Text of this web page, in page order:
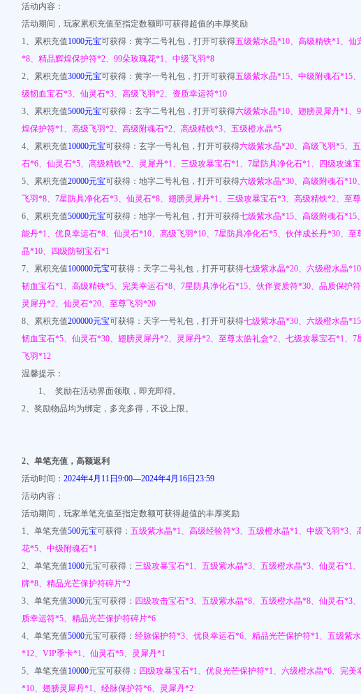
活动内容：
活动期间，玩家累积充值至指定数额即可获得超值的丰厚奖励
1、累积充值1000元宝可获得：黄字二号礼包，打开可获得五级紫水晶*10、高级精铁*1、仙
*8、精品辉煌保护符*2、99朵玫瑰花*1、中级飞羽*8
2、累积充值3000元宝可获得：黄字一号礼包，打开可获得五级紫水晶*15、中级附魂石*15
级韧血宝石*3、仙灵石*3、高级飞羽*2、资质幸运符*10
3、累积充值5000元宝可获得：玄字二号礼包，打开可获得六级紫水晶*10、翅膀灵犀丹*1、
煌保护符*1、高级飞羽*2、高级附魂石*2、高级精铁*3、五级橙水晶*5
4、累积充值10000元宝可获得：玄字一号礼包，打开可获得六级紫水晶*20、高级飞羽*5、
石*6、仙灵石*5、高级精铁*2、灵犀丹*1、三级攻暴宝石*1、7星防具净化石*1、四级攻速
5、累积充值20000元宝可获得：地字二号礼包，打开可获得六级紫水晶*30、高级附魂石*10
飞羽*8、7星防具净化石*3、仙灵石*8、翅膀灵犀丹*1、三级攻暴宝石*3、高级精铁*2、至
6、累积充值50000元宝可获得：地字一号礼包，打开可获得七级紫水晶*15、高级附魂石*15
能丹*1、优良幸运石*8、仙灵石*10、高级飞羽*10、7星防具净化石*5、伙伴成长丹*30、至
晶*10、四级防韧宝石*1
7、累积充值100000元宝可获得：天字二号礼包，打开可获得七级紫水晶*20、六级橙水晶
韧血宝石*1、高级精铁*5、完美幸运石*8、7星防具净化石*15、伙伴资质符*30、品质保护符
灵犀丹*2、仙灵石*20、至尊飞羽*20
8、累积充值200000元宝可获得：天字一号礼包，打开可获得七级紫水晶*30、六级橙水晶
韧血宝石*5、仙灵石*30、翅膀灵犀丹*2、灵犀丹*2、至尊太皓礼盒*2、七级攻暴宝石*1、7
飞羽*12
温馨提示：
1、
奖励在活动界面领取，即充即得。
2、奖励物品均为绑定，多充多得，不设上限。
2、单笔充值，高额返利
活动时间： 2024年4月11日9:00—2024年4月16日23:59
活动内容：
活动期间，玩家单笔充值至指定数额可获得超值的丰厚奖励
1、单笔充值500元宝可获得： 五级紫水晶*1、高级经验符*3、五级橙水晶*1、中级飞羽*3、
花*5、中级附魂石*1
2、单笔充值1000元宝可获得： 三级攻暴宝石*1、五级紫水晶*3、五级橙水晶*3、仙灵石*1
牌*8、精品光芒保护符碎片*2
3、单笔充值3000元宝可获得： 四级攻击宝石*3、五级紫水晶*8、五级橙水晶*8、仙灵石*3
质幸运符*5、精品光芒保护符碎片*6
4、单笔充值5000元宝可获得： 经脉保护符*3、优良幸运石*6、精品光芒保护符*1、五级紫
*12、VIP季卡*1、仙灵石*5、灵犀丹*1
5、单笔充值10000元宝可获得： 四级攻暴宝石*1、优良光芒保护符*1、六级橙水晶*6、完美
*10、翅膀灵犀丹*1、经脉保护符*6、灵犀丹*2